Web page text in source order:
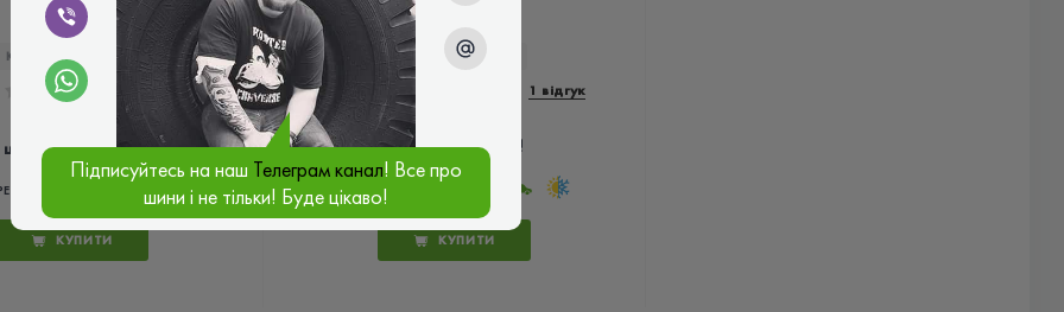
КОД ТОВАРУ: 10686
ціна 4 808 ₴
КУПИТИ
КОД ТОВАРУ:
1 відгук
ціна4 160 ₴
КИТАЙ
КУПИТИ
Підписуйтесь на наш Телеграм канал! Все про
шини і не тільки! Буде цікаво!